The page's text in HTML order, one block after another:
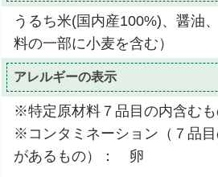
うるち米(国内産100%)、醤油
料の一部に小麦を含む）
アレルギーの表示
※特定原材料７品目の内含む
※コンタミネーション（７品
があるもの）： 卵